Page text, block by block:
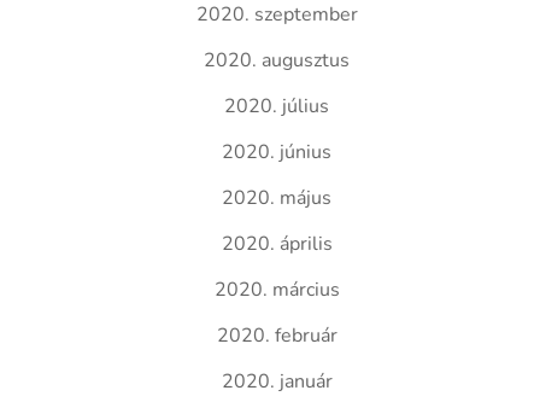
2020. szeptember
2020. augusztus
2020. július
2020. június
2020. május
2020. április
2020. március
2020. február
2020. január